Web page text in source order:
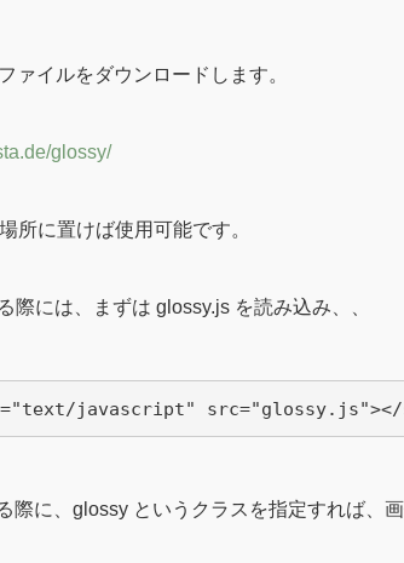
ァイルをダウンロードします。
glossy/
所に置けば使用可能です。
際には、まずは glossy.js を読み込み、、
際に、glossy というクラスを指定すれば、